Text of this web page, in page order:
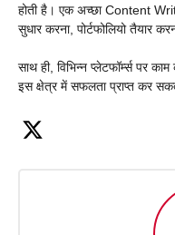
होती है। एक अच्छा Content
सुधार करना, पोर्टफोलियो तैयार
साथ ही, विभिन्न प्लेटफॉर्म्स पर
इस क्षेत्र में सफलता प्राप्त कर